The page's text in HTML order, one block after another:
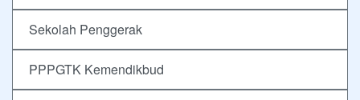
Sekolah Penggerak
PPPGTK Kemendikbud